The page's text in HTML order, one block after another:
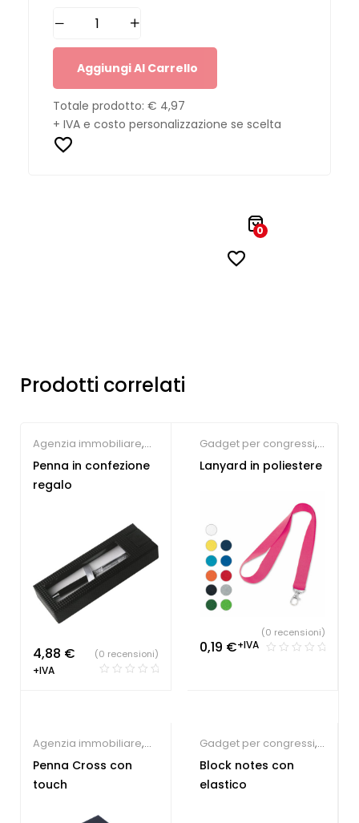
Aggiungi Al Carrello
Totale prodotto: € 4,97
+ IVA e costo personalizzazione se scelta
0
Prodotti correlati
Agenzia immobiliare,
Farmacie ,Gadget per
congressi
Parrucchieri
Penna in confezione
regalo
4,88 €
+IVA
(0 recensioni)
Gadget per congressi,
Gadget per fiere,
Lanyard in poliestere
0,19 €+IVA
(0 recensioni)
Agenzia immobiliare,
Farmacie,Gadget per
congressi
Personalizzate
Penna Cross con
touch
Gadget per congressi,
Block notes e Post-it
Block notes con
elastico